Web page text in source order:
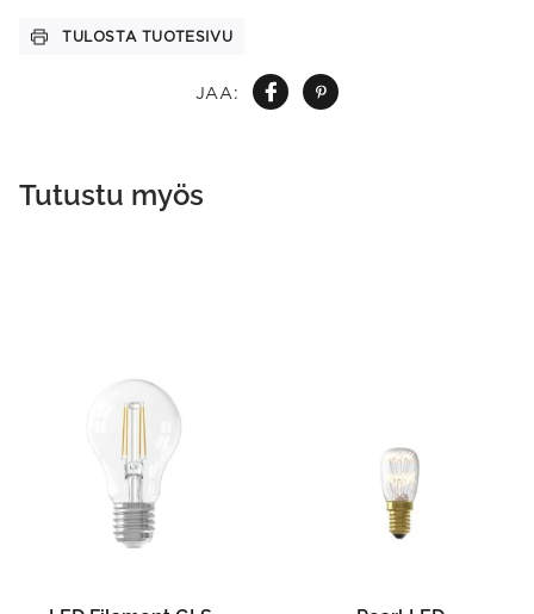
JAA:
TULOSTA TUOTESIVU
Tutustu myös